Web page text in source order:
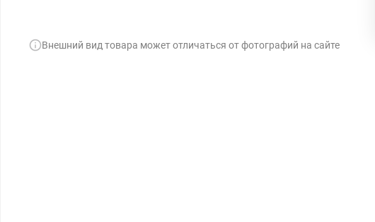
Внешний вид товара может отличаться от фотографий на сайте